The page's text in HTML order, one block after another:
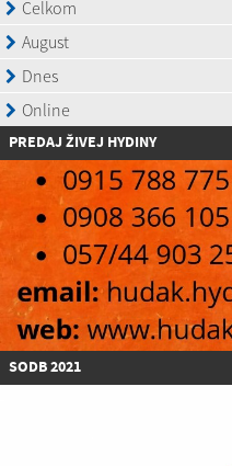
PREDAJ ŽIVEJ HYDINY
SODB 2021